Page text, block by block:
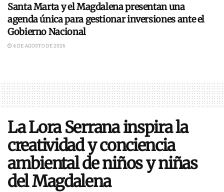
Santa Marta y el Magdalena presentan una
agenda única para gestionar inversiones ante el
Gobierno Nacional
4 DE AGOSTO DE 2026
La Lora Serrana inspira la
creatividad y conciencia
ambiental de niños y niñas
del Magdalena